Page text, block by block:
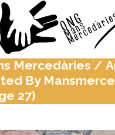
Mercedàries /
By
27)